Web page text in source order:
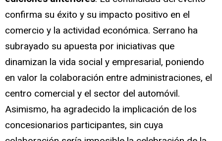
confirma su éxito y su impacto positivo en el
comercio y la actividad económica. Serrano ha
subrayado su apuesta por iniciativas que
dinamizan la vida social y empresarial, poniendo
en valor la colaboración entre administraciones, el
centro comercial y el sector del automóvil.
Asimismo, ha agradecido la implicación de los
concesionarios participantes, sin cuya